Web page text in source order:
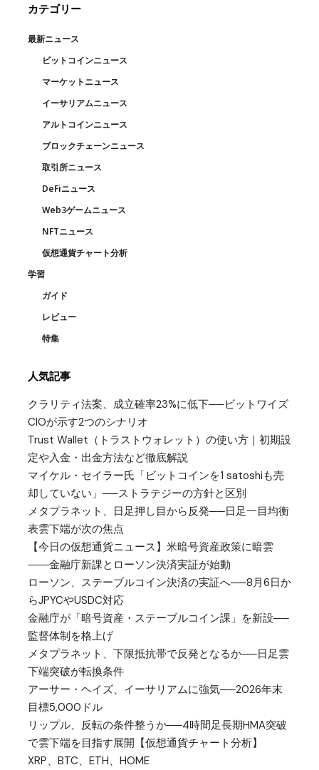
カテゴリー
最新ニュース
ビットコインニュース
マーケットニュース
イーサリアムニュース
アルトコインニュース
ブロックチェーンニュース
取引所ニュース
DeFiニュース
Web3ゲームニュース
NFTニュース
仮想通貨チャート分析
学習
ガイド
レビュー
特集
人気記事
クラリティ法案、成立確率23%に低下──ビットワイズ
CIOが示す2つのシナリオ
Trust Wallet（トラストウォレット）の使い方｜初期設
定や入金・出金方法など徹底解説
マイケル・セイラー氏「ビットコインを1 satoshiも売
却していない」──ストラテジーの方針と区別
メタプラネット、日足押し目から反発──日足一目均衡
表雲下端が次の焦点
【今日の仮想通貨ニュース】米暗号資産政策に暗雲
――金融庁新課とローソン決済実証が始動
ローソン、ステーブルコイン決済の実証へ──8月6日か
らJPYCやUSDC対応
金融庁が「暗号資産・ステーブルコイン課」を新設──
監督体制を格上げ
メタプラネット、下限抵抗帯で反発となるか──日足雲
下端突破が転換条件
アーサー・ヘイズ、イーサリアムに強気──2026年末
目標5,000ドル
リップル、反転の条件整うか──4時間足長期HMA突破
で雲下端を目指す展開【仮想通貨チャート分析】
XRP、BTC、ETH、HOME